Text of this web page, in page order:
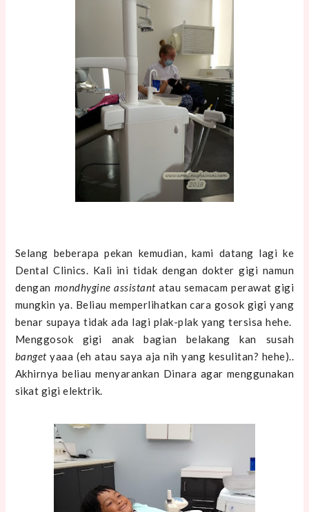
Selang beberapa pekan kemudian, kami datang lagi ke
Dental Clinics. Kali ini tidak dengan dokter gigi namun
dengan mondhygine assistantatau semacam perawat gigi
mungkin ya. Beliau memperlihatkan cara gosok gigi yang
benar supaya tidak ada lagi plak-plak yang tersisa hehe.
Menggosok gigi anak bagian belakang kan susah
bangetyaaa (eh atau saya aja nih yang kesulitan? hehe)..
Akhirnya beliau menyarankan Dinara agar menggunakan
sikat gigi elektrik.